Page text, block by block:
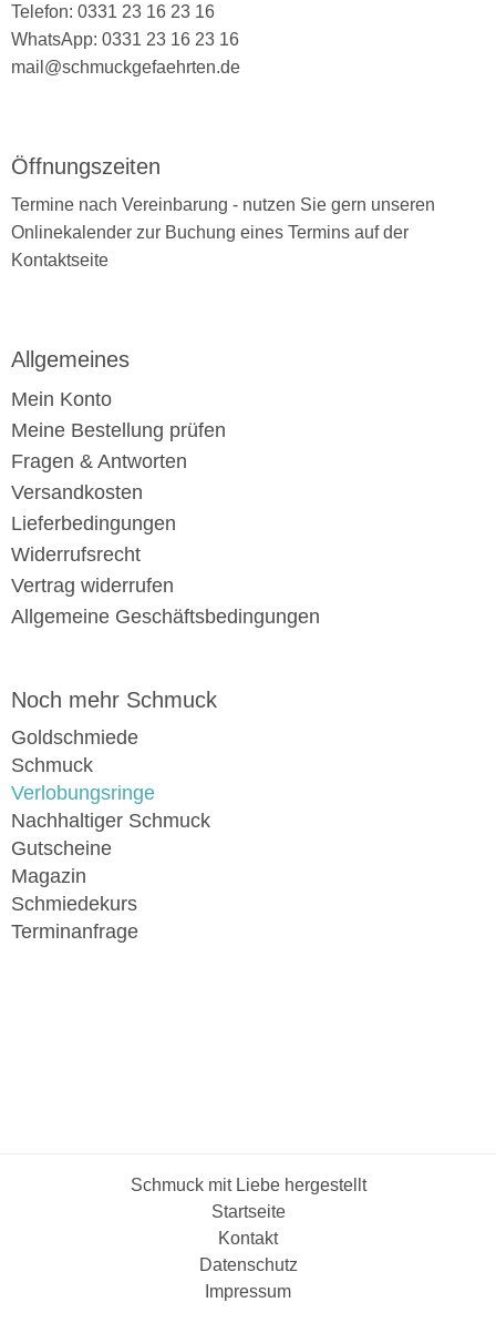
Telefon: 0331 23 16 23 16
WhatsApp: 0331 23 16 23 16
mail@schmuckgefaehrten.de
Öffnungszeiten
Termine nach Vereinbarung - nutzen Sie gern unseren
Onlinekalender zur Buchung eines Termins auf der
Kontaktseite
Allgemeines
Mein Konto
Meine Bestellung prüfen
Fragen & Antworten
Versandkosten
Lieferbedingungen
Widerrufsrecht
Vertrag widerrufen
Allgemeine Geschäftsbedingungen
Noch mehr Schmuck
Goldschmiede
Schmuck
Verlobungsringe
Nachhaltiger Schmuck
Gutscheine
Magazin
Schmiedekurs
Terminanfrage
Schmuck mit Liebe hergestellt
Startseite
Kontakt
Datenschutz
Impressum